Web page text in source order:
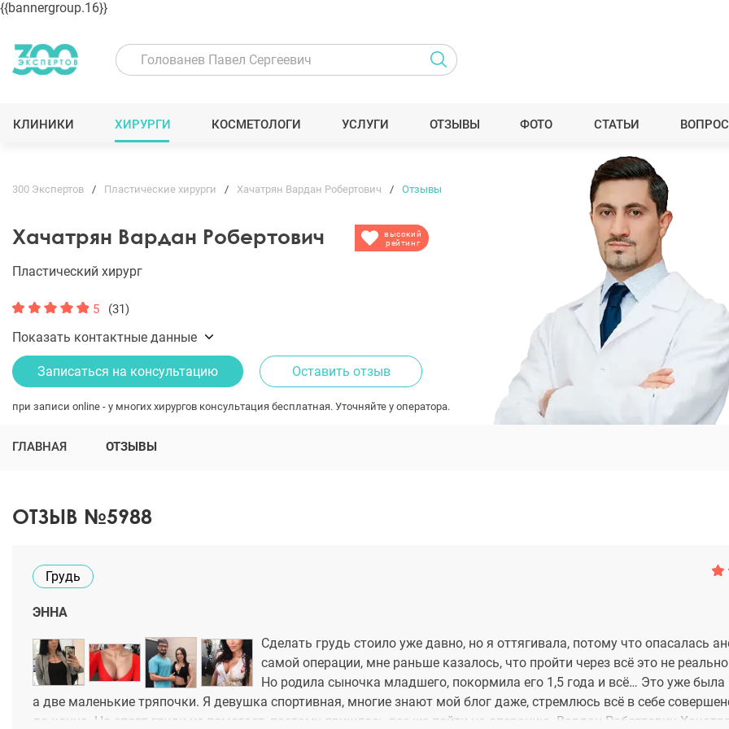
{{bannergroup.16}}
КЛИНИКИ ХИРУРГИ КОСМЕТОЛОГИ УСЛУГИ ОТЗЫВЫ ФОТО СТАТЬИ
300 Экспертов Пластические хирурги Хачатрян Вардан Робертович Отзывы
Хачатрян Вардан Робертович
высокий
рейтинг
Пластический хирург
5 (31)
Показать контактные данные
Записаться на консультацию Оставить отзыв
при записи online - у многих хирургов консультация бесплатная. Уточняйте у оператора.
ГЛАВНАЯ ОТЗЫВЫ
ОТЗЫВ №5988
Грудь
ЭННА
Сделать грудь стоило уже давно, но я оттягивала, потому что опасалась
самой операции, мне раньше казалось, что пройти через всё это не
Но родила сыночка младшего, покормила его 1,5 года и всё… Это уже была
а две маленькие тряпочки. Я девушка спортивная, многие знают мой блог даже, стремлюсь всё в себе
до конца. Но спорт груди не помогает, поэтому пришлось все же пойти на операцию. Вардан Робертович